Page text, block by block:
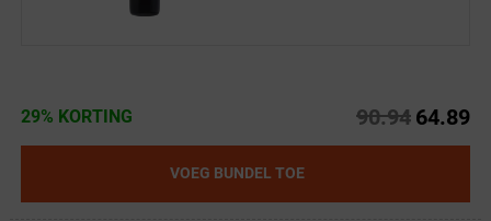
29% KORTING 90.94 64.89
VOEG BUNDEL TOE